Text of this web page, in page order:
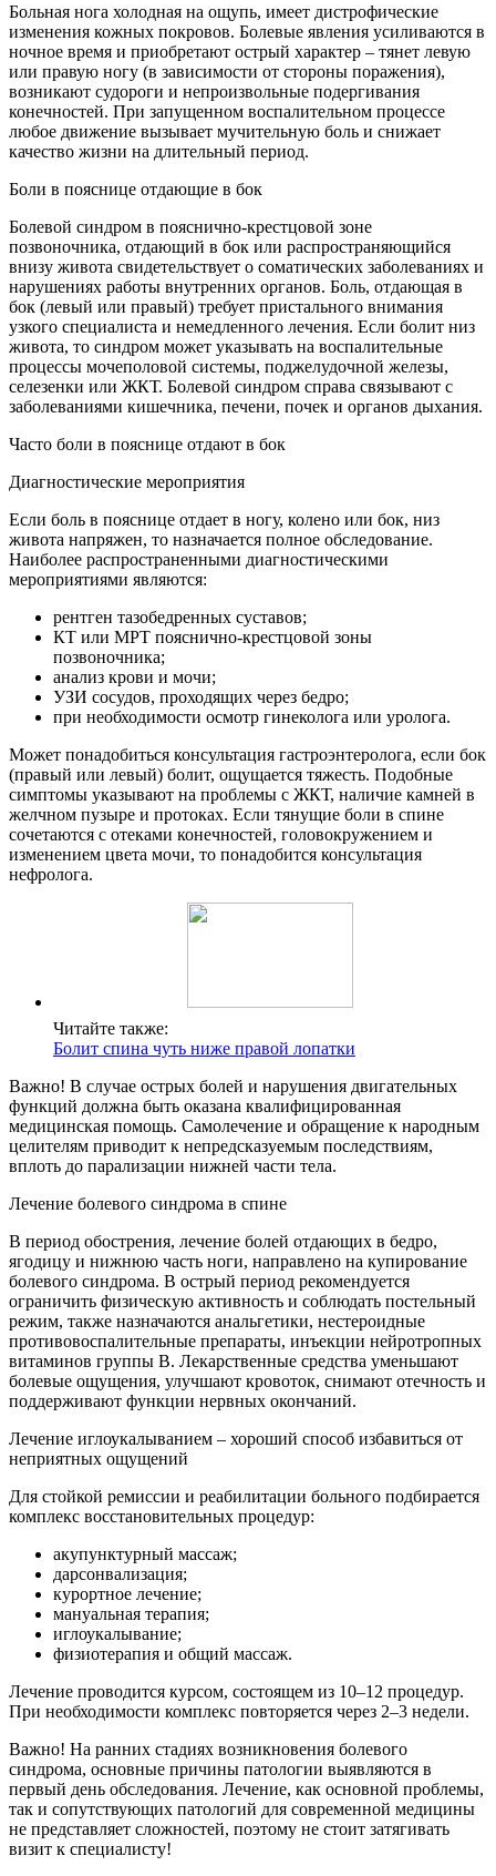
Больная нога холодная на ощупь, имеет дистрофические
изменения кожных покровов. Болевые явления усиливаются в
ночное время и приобретают острый характер – тянет левую
или правую ногу (в зависимости от стороны поражения),
возникают судороги и непроизвольные подергивания
конечностей. При запущенном воспалительном процессе
любое движение вызывает мучительную боль и снижает
качество жизни на длительный период.
Боли в пояснице отдающие в бок
Болевой синдром в пояснично-крестцовой зоне
позвоночника, отдающий в бок или распространяющийся
внизу живота свидетельствует о соматических заболеваниях и
нарушениях работы внутренних органов. Боль, отдающая в
бок (левый или правый) требует пристального внимания
узкого специалиста и немедленного лечения. Если болит низ
живота, то синдром может указывать на воспалительные
процессы мочеполовой системы, поджелудочной железы,
селезенки или ЖКТ. Болевой синдром справа связывают с
заболеваниями кишечника, печени, почек и органов дыхания.
Часто боли в пояснице отдают в бок
Диагностические мероприятия
Если боль в пояснице отдает в ногу, колено или бок, низ
живота напряжен, то назначается полное обследование.
Наиболее распространенными диагностическими
мероприятиями являются:
рентген тазобедренных суставов;
КТ или МРТ пояснично-крестцовой зоны
позвоночника;
анализ крови и мочи;
УЗИ сосудов, проходящих через бедро;
при необходимости осмотр гинеколога или уролога.
Может понадобиться консультация гастроэнтеролога, если бок
(правый или левый) болит, ощущается тяжесть. Подобные
симптомы указывают на проблемы с ЖКТ, наличие камней в
желчном пузыре и протоках. Если тянущие боли в спине
сочетаются с отеками конечностей, головокружением и
изменением цвета мочи, то понадобится консультация
нефролога.
Читайте также:
Болит спина чуть ниже правой лопатки
Важно! В случае острых болей и нарушения двигательных
функций должна быть оказана квалифицированная
медицинская помощь. Самолечение и обращение к народным
целителям приводит к непредсказуемым последствиям,
вплоть до парализации нижней части тела.
Лечение болевого синдрома в спине
В период обострения, лечение болей отдающих в бедро,
ягодицу и нижнюю часть ноги, направлено на купирование
болевого синдрома. В острый период рекомендуется
ограничить физическую активность и соблюдать постельный
режим, также назначаются анальгетики, нестероидные
противовоспалительные препараты, инъекции нейротропных
витаминов группы В. Лекарственные средства уменьшают
болевые ощущения, улучшают кровоток, снимают отечность и
поддерживают функции нервных окончаний.
Лечение иглоукалыванием – хороший способ избавиться от
неприятных ощущений
Для стойкой ремиссии и реабилитации больного подбирается
комплекс восстановительных процедур:
акупунктурный массаж;
дарсонвализация;
курортное лечение;
мануальная терапия;
иглоукалывание;
физиотерапия и общий массаж.
Лечение проводится курсом, состоящем из 10–12 процедур.
При необходимости комплекс повторяется через 2–3 недели.
Важно! На ранних стадиях возникновения болевого
синдрома, основные причины патологии выявляются в
первый день обследования. Лечение, как основной проблемы,
так и сопутствующих патологий для современной медицины
не представляет сложностей, поэтому не стоит затягивать
визит к специалисту!